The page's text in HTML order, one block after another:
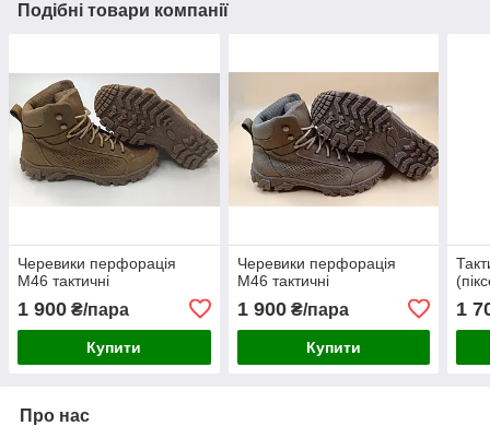
Подібні товари компанії
Черевики перфорація
М46 тактичні
1 900 ₴/пара
Купити
Черевики перфорація
М46 тактичні
1 900₴/пара
Купити
1
Про нас